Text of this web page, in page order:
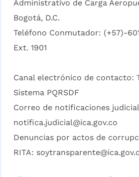
Administrativo de Carga
Bogotá, D.C.
Teléfono Conmutador: (+57)-
Ext. 1901
Canal electrónico de contacto:
Sistema PQRSDF
Correo de notificaciones
notifica.judicial@ica.gov.co
Denuncias por actos de
RITA: